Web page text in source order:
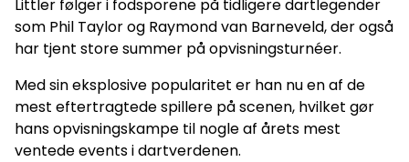
Littler følger i fodsporene på tidligere dartlegender
som Phil Taylor og Raymond van Barneveld, der også
har tjent store summer på opvisningsturnéer.
Med sin eksplosive popularitet er han nu en af de
mest eftertragtede spillere på scenen, hvilket gør
hans opvisningskampe til nogle af årets mest
ventede events i dartverdenen.